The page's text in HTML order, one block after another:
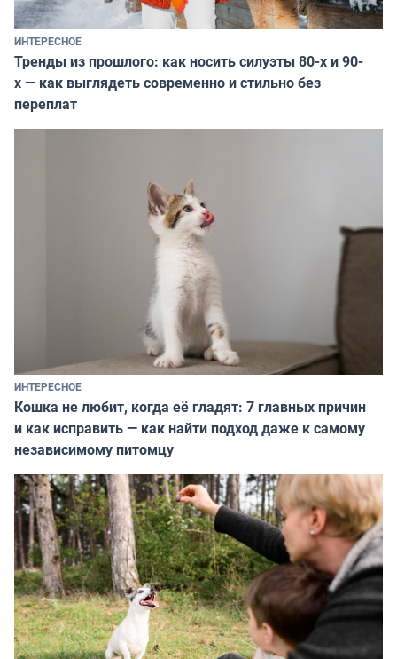
ИНТЕРЕСНОЕ
Тренды из прошлого: как носить силуэты 80-х и 90-
х — как выглядеть современно и стильно без
переплат
ИНТЕРЕСНОЕ
Кошка не любит, когда её гладят: 7 главных причин
и как исправить — как найти подход даже к самому
независимому питомцу